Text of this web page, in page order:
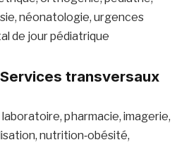
néonatologie, urgences
de jour pédiatrique
transversaux
pharmacie, imagerie,
nutrition‑obésité,